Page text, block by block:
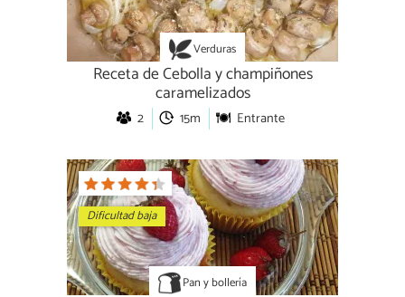
Verduras
Receta de Cebolla y champiñones
caramelizados
2 15m Entrante
Dificultad baja
Pan y bollería